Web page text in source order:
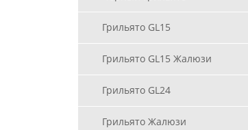
Грильято GL15
Грильято GL15 Жалюзи
Грильято GL24
Грильято Жалюзи